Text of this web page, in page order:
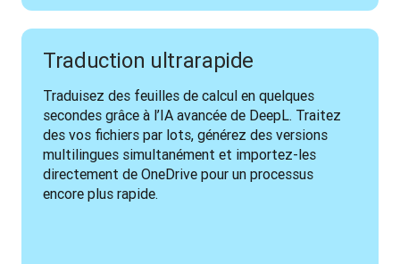
Traduction ultrarapide
Traduisez des feuilles de calcul en quelques
secondes grâce à l’IA avancée de DeepL. Traitez
des vos fichiers par lots, générez des versions
multilingues simultanément et importez-les
directement de OneDrive pour un processus
encore plus rapide.